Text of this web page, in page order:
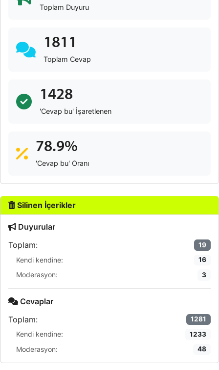
Toplam Duyuru
1811
Toplam Cevap
1428
'Cevap bu' İşaretlenen
78.9%
'Cevap bu' Oranı
Silinen İçerikler
Duyurular
Toplam:
19
Kendi kendine: 16
Moderasyon: 3
Cevaplar
Toplam:
1281
Kendi kendine: 1233
Moderasyon: 48